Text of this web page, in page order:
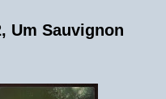
Um Sauvignon